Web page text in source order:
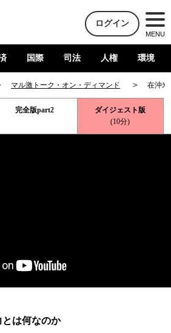
ログイン
MENU
国際 司法 人権 環境
マル激トーク・オン・ディマンド 在沖米
完全版part2
ダイジェスト版
(10分)
は何なのか